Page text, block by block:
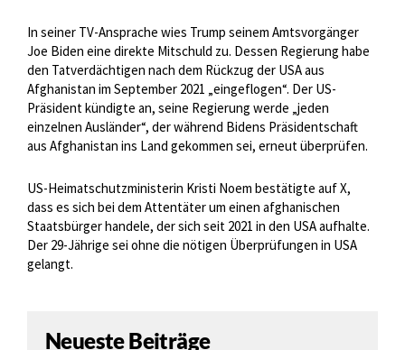
In seiner TV-Ansprache wies Trump seinem Amtsvorgänger
Joe Biden eine direkte Mitschuld zu. Dessen Regierung habe
den Tatverdächtigen nach dem Rückzug der USA aus
Afghanistan im September 2021 „eingeflogen“. Der US-
Präsident kündigte an, seine Regierung werde „jeden
einzelnen Ausländer“, der während Bidens Präsidentschaft
aus Afghanistan ins Land gekommen sei, erneut überprüfen.
US-Heimatschutzministerin Kristi Noem bestätigte auf X,
dass es sich bei dem Attentäter um einen afghanischen
Staatsbürger handele, der sich seit 2021 in den USA aufhalte.
Der 29-Jährige sei ohne die nötigen Überprüfungen in USA
gelangt.
Neueste Beiträge